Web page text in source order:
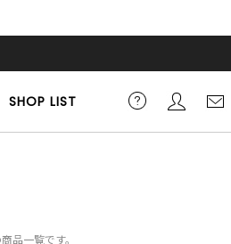
SHOP LIST
品一覧です。